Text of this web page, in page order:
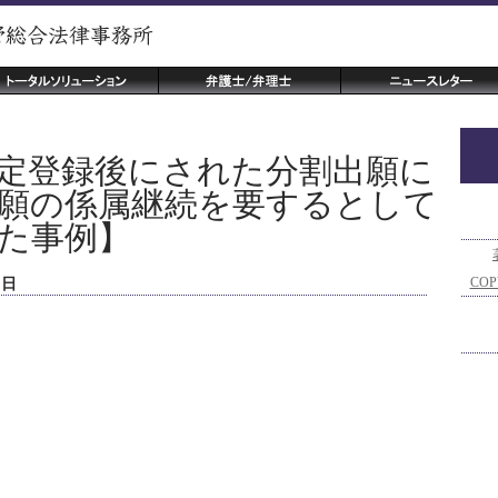
登録後にされた分割出願に
の係属継続を要するとして
事例】